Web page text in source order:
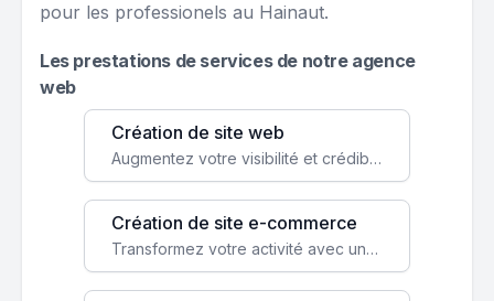
pour les professionels au Hainaut.
Les prestations de services de notre agence
web
Création de site web
Augmentez votre visibilité et crédibilité en ligne avec un site web performant, conçu pour attirer plus de clients.
Création de site e-commerce
Transformez votre activité avec une boutique en ligne, accessible à l'échelle mondiale 24/7.